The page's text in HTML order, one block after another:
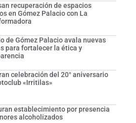
recuperación de espacios
en Gómez Palacio con La
de Gómez Palacio avala nuevas
para fortalecer la ética y
celebración del 20° aniversario
«Irritilas»
establecimiento por presencia
alcoholizados